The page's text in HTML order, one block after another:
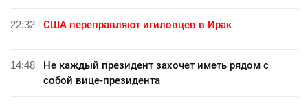
22:32 США переправляют игиловцев в Ирак
14:48
Не каждый президент захочет иметь рядом с
собой вице-президента